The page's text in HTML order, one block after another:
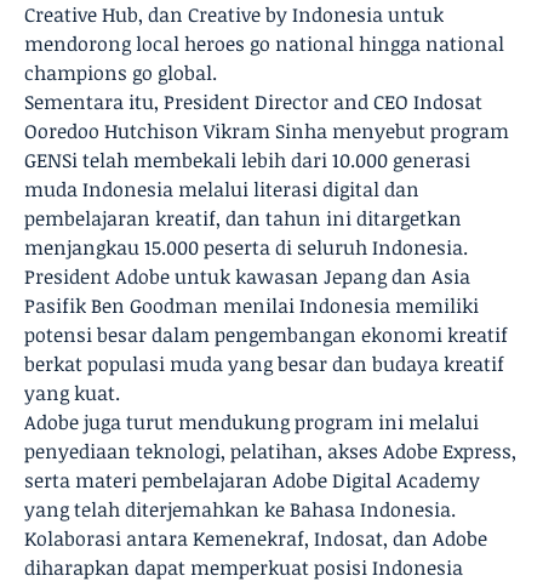
Creative Hub, dan Creative by Indonesia untuk
mendorong local heroes go national hingga national
champions go global.
Sementara itu, President Director and CEO Indosat
Ooredoo Hutchison Vikram Sinha menyebut program
GENSi telah membekali lebih dari 10.000 generasi
muda Indonesia melalui literasi digital dan
pembelajaran kreatif, dan tahun ini ditargetkan
menjangkau 15.000 peserta di seluruh Indonesia.
President Adobe untuk kawasan Jepang dan Asia
Pasifik Ben Goodman menilai Indonesia memiliki
potensi besar dalam pengembangan ekonomi kreatif
berkat populasi muda yang besar dan budaya kreatif
yang kuat.
Adobe juga turut mendukung program ini melalui
penyediaan teknologi, pelatihan, akses Adobe Express,
serta materi pembelajaran Adobe Digital Academy
yang telah diterjemahkan ke Bahasa Indonesia.
Kolaborasi antara Kemenekraf, Indosat, dan Adobe
diharapkan dapat memperkuat posisi Indonesia